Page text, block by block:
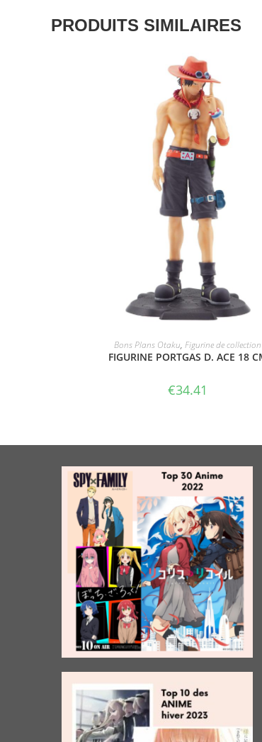
PRODUITS SIMILAIRES
ACHETER LE PRODUIT
Bons Plans Otaku,Figurine de collection
FIGURINE PORTGAS D. ACE 18
€34.41